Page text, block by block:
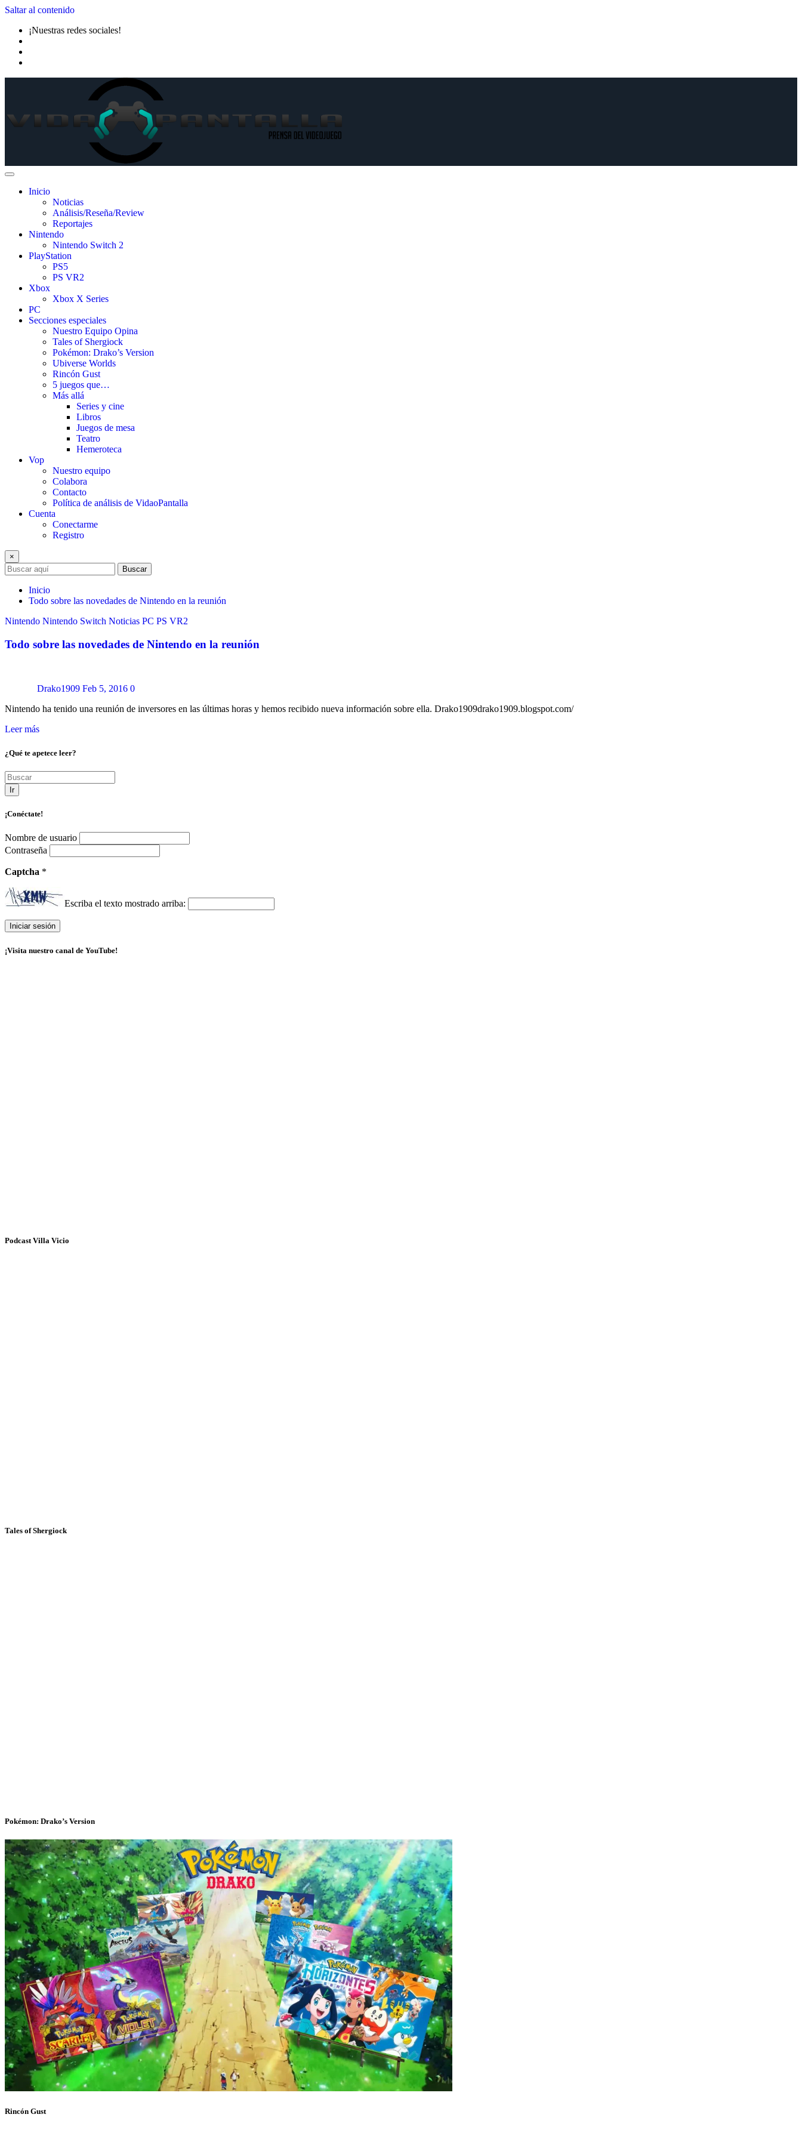
Saltar al contenido
¡Nuestras redes sociales!
Inicio
Noticias
Análisis/Reseña/Review
Reportajes
Nintendo
Nintendo Switch 2
PlayStation
PS5
PS VR2
Xbox
Xbox X Series
PC
Secciones especiales
Nuestro Equipo Opina
Tales of Shergiock
Pokémon: Drako’s Version
Ubiverse Worlds
Rincón Gust
5 juegos que…
Más allá
Series y cine
Libros
Juegos de mesa
Teatro
Hemeroteca
Vop
Nuestro equipo
Colabora
Contacto
Política de análisis de VidaoPantalla
Cuenta
Conectarme
Registro
×
Buscar
Inicio
Todo sobre las novedades de Nintendo en la reunión
Nintendo Nintendo Switch Noticias PC PS VR2
Todo sobre las novedades de Nintendo en la reunión
Drako1909 Feb 5, 2016 0
Nintendo ha tenido una reunión de inversores en las últimas horas y hemos recibido nueva información sobre ella. Drako1909drako1909.blogspot.com/
Leer más
¿Qué te apetece leer?
Ir
¡Conéctate!
Nombre de usuario
Contraseña
Captcha *
Escriba el texto mostrado arriba:
¡Visita nuestro canal de YouTube!
Podcast Villa Vicio
Tales of Shergiock
Pokémon: Drako’s Version
Rincón Gust